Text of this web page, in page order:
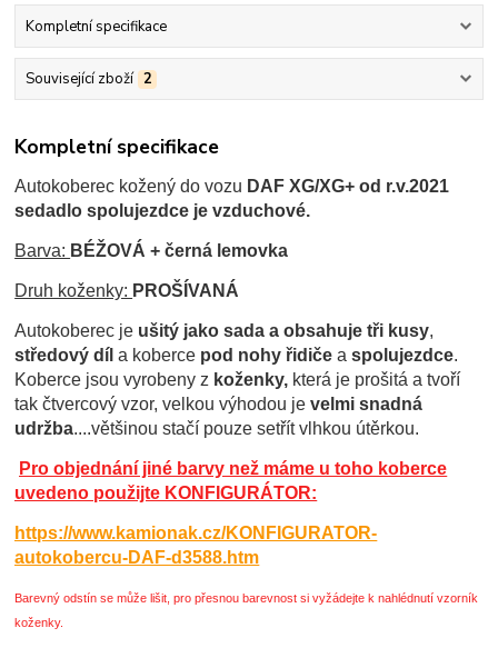
Kompletní specifikace
Související zboží 2
Kompletní specifikace
Autokoberec kožený do vozu DAF XG/XG+ od r.v.2021
sedadlo spolujezdce je vzduchové.
Barva: BÉŽOVÁ + černá lemovka
Druh koženky: PROŠÍVANÁ
Autokoberec je ušitý jako sada a obsahuje tři kusy,
středový díl a koberce pod nohy řidiče aspolujezdce.
Koberce jsou vyrobeny z koženky, která je prošitá a tvoří
tak čtvercový vzor, velkou výhodou jevelmi snadná
udržba....většinou stačí pouze setřít vlhkou útěrkou.
Pro objednání jiné barvy než máme u toho koberce
uvedeno použijte KONFIGURÁTOR:
https://www.kamionak.cz/KONFIGURATOR-
autokobercu-DAF-d3588.htm
Barevný odstín se může lišit, pro přesnou barevnost si vyžádejte k nahlédnutí vzorník
koženky.